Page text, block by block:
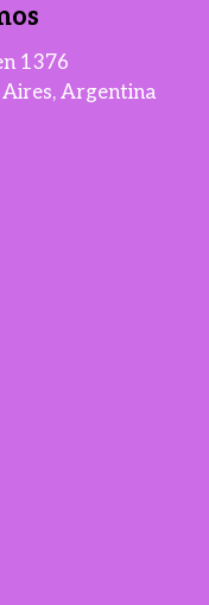
1376
Aires, Argentina